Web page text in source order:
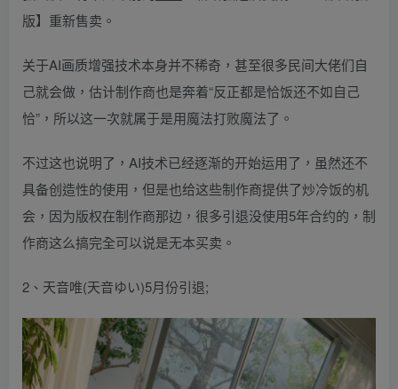
版】重新售卖。
关于AI画质增强技术本身并不稀奇，甚至很多民间大佬们自
己就会做，估计制作商也是奔着“反正都是恰饭还不如自己
恰”，所以这一次就属于是用魔法打败魔法了。
不过这也说明了，AI技术已经逐渐的开始运用了，虽然还不
具备创造性的使用，但是也给这些制作商提供了炒冷饭的机
会，因为版权在制作商那边，很多引退没使用5年合约的，制
作商这么搞完全可以说是无本买卖。
2、天音唯(天音ゆい)5月份引退;